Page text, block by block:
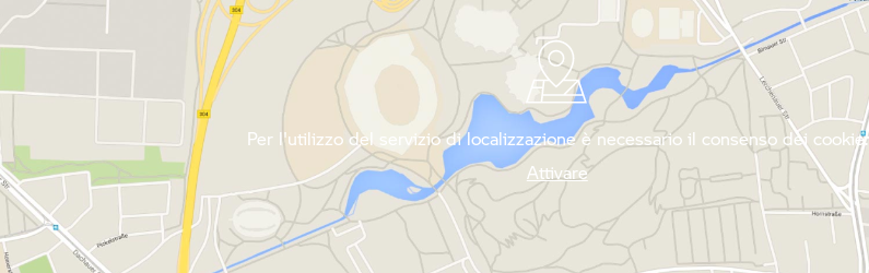
Per l'utilizzo del servizio di localizzazione è necessario il consenso dei cookie.
Attivare